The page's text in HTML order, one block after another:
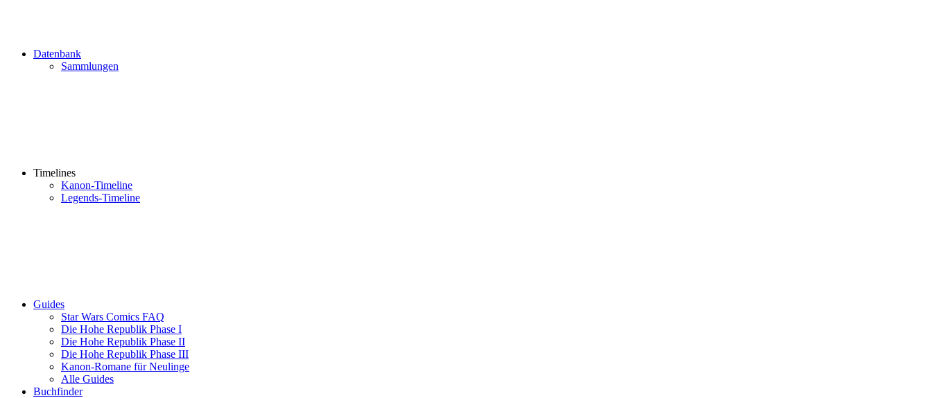
Datenbank
Sammlungen
Timelines
Kanon-Timeline
Legends-Timeline
Guides
Star Wars Comics FAQ
Die Hohe Republik Phase I
Die Hohe Republik Phase II
Die Hohe Republik Phase III
Kanon-Romane für Neulinge
Alle Guides
Buchfinder